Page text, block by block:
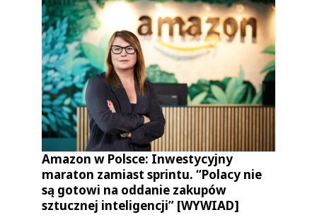
Amazon w Polsce: Inwestycyjny
maraton zamiast sprintu. “Polacy nie
są gotowi na oddanie zakupów
sztucznej inteligencji” [WYWIAD]